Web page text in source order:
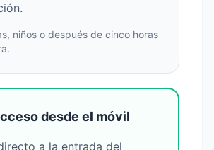
niños o después de cinco horas
desde el móvil
a la entrada del